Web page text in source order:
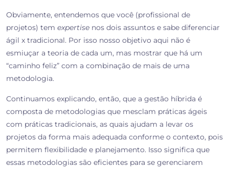
Obviamente, entendemos que você (profissional de
projetos) tem expertise nos dois assuntos e sabe diferenciar
ágil x tradicional. Por isso nosso objetivo aqui não é
esmiuçar a teoria de cada um, mas mostrar que há um
“caminho feliz” com a combinação de mais de uma
metodologia.
Continuamos explicando, então, que a gestão híbrida é
composta de metodologias que mesclam práticas ágeis
com práticas tradicionais, as quais ajudam a levar os
projetos da forma mais adequada conforme o contexto, pois
permitem flexibilidade e planejamento. Isso significa que
essas metodologias são eficientes para se gerenciarem